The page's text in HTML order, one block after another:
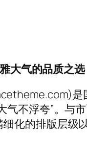
大气的品质之选
是
气不浮夸”。与
化的排版层级